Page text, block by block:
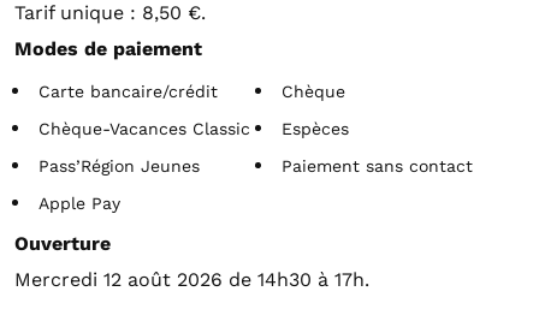
Tarif unique : 8,50 €.
Modes de paiement
Carte bancaire/crédit
Chèque
Chèque-Vacances Classic
Espèces
Pass’Région Jeunes
Paiement sans contact
Apple Pay
Ouverture
Mercredi 12 août 2026 de 14h30 à 17h.